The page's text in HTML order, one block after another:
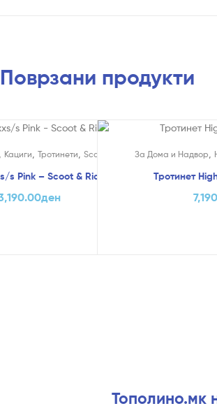
Поврзани продукти
Кациги ,Тротинети ,Scoot & Ride
s Pink – Scoot & Ride
ден
За Дома и Надвор
Тротинет
Тополино.мк